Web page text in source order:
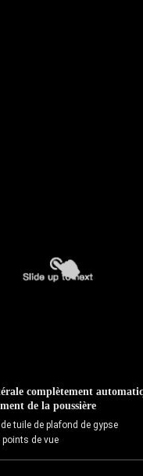
complètement
de la poussière
tuile de plafond de gypse
points de vue